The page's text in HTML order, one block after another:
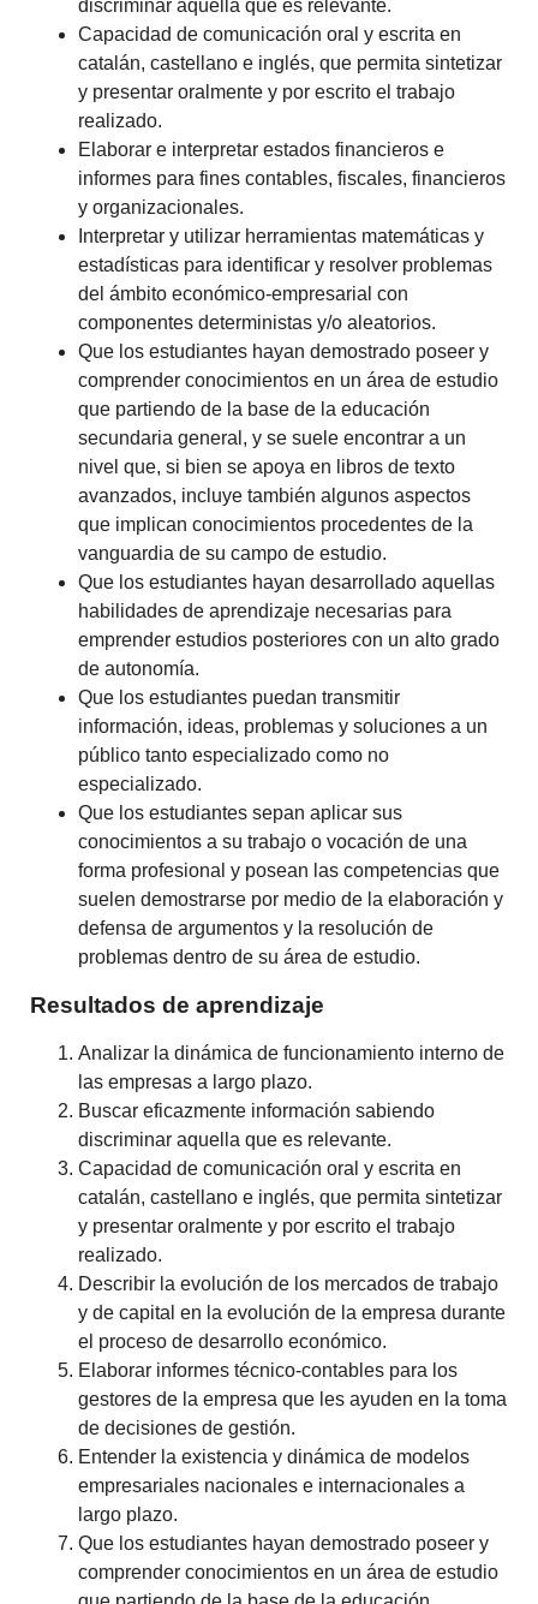
discriminar aquella que es relevante.
Capacidad de comunicación oral y escrita en
catalán, castellano e inglés, que permita sintetizar
y presentar oralmente y por escrito el trabajo
realizado.
Elaborar e interpretar estados financieros e
informes para fines contables, fiscales, financieros
y organizacionales.
Interpretar y utilizar herramientas matemáticas y
estadísticas para identificar y resolver problemas
del ámbito económico-empresarial con
componentes deterministas y/o aleatorios.
Que los estudiantes hayan demostrado poseer y
comprender conocimientos en un área de estudio
que partiendo de la base de la educación
secundaria general, y se suele encontrar a un
nivel que, si bien se apoya en libros de texto
avanzados, incluye también algunos aspectos
que implican conocimientos procedentes de la
vanguardia de su campo de estudio.
Que los estudiantes hayan desarrollado aquellas
habilidades de aprendizaje necesarias para
emprender estudios posteriores con un alto grado
de autonomía.
Que los estudiantes puedan transmitir
información, ideas, problemas y soluciones a un
público tanto especializado como no
especializado.
Que los estudiantes sepan aplicar sus
conocimientos a su trabajo o vocación de una
forma profesional y posean las competencias que
suelen demostrarse por medio de la elaboración y
defensa de argumentos y la resolución de
problemas dentro de su área de estudio.
Resultados de aprendizaje
Analizar la dinámica de funcionamiento interno de
las empresas a largo plazo.
Buscar eficazmente información sabiendo
discriminar aquella que es relevante.
Capacidad de comunicación oral y escrita en
catalán, castellano e inglés, que permita sintetizar
y presentar oralmente y por escrito el trabajo
realizado.
Describir la evolución de los mercados de trabajo
y de capital en la evolución de la empresa durante
el proceso de desarrollo económico.
Elaborar informes técnico-contables para los
gestores de la empresa que les ayuden en la toma
de decisiones de gestión.
Entender la existencia y dinámica de modelos
empresariales nacionales e internacionales a
largo plazo.
Que los estudiantes hayan demostrado poseer y
comprender conocimientos en un área de estudio